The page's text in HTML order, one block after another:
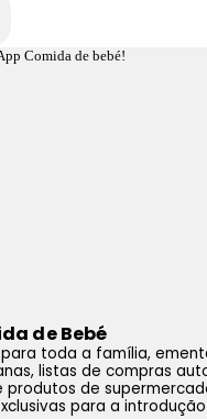
de Bebé
toda a família,
listas de compras
produtos de
para a